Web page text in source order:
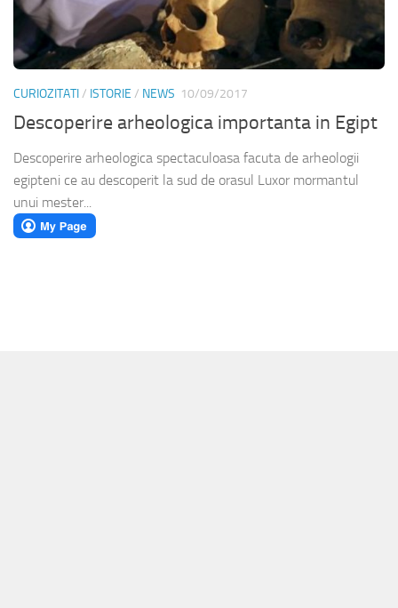
CURIOZITATI/ ISTORIE / NEWS 10/09/2017
Descoperire arheologica importanta in Egipt
Descoperire arheologica spectaculoasa facuta de arheologii
egipteni ce au descoperit la sud de orasul Luxor mormantul
unui mester...